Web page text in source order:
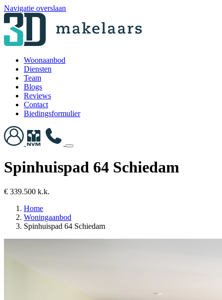
Navigatie overslaan
Woonaanbod
Diensten
Team
Blogs
Reviews
Contact
Biedingsformulier
Spinhuispad 64 Schiedam
€ 339.500 k.k.
Home
Woningaanbod
Spinhuispad 64 Schiedam